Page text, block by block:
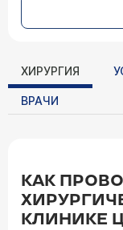
ХИРУРГИЯ
ВРАЧИ
КАК
КЛИНИКЕ